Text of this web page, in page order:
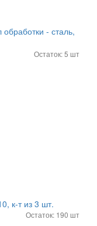
- сталь,
Остаток: 5 шт
к-т из 3 шт.
Остаток: 190 шт